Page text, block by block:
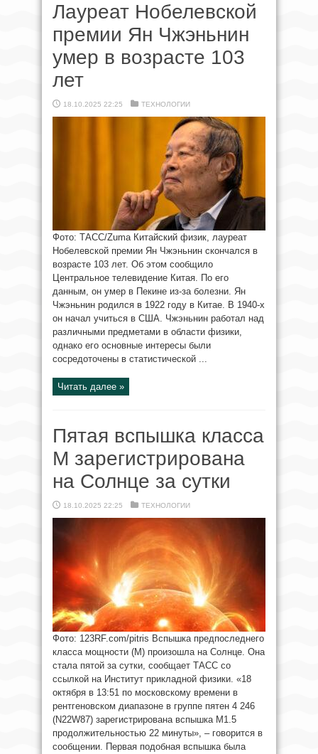
Лауреат Нобелевской
премии Ян Чжэньнин
умер в возрасте 103
лет
18.10.2025 22:25 ТЕХНОЛОГИИ
Фото: ТАСС/Zuma Китайский физик, лауреат
Нобелевской премии Ян Чжэньнин скончался в
возрасте 103 лет. Об этом сообщило
Центральное телевидение Китая. По его
данным, он умер в Пекине из-за болезни. Ян
Чжэньнин родился в 1922 году в Китае. В 1940-х
он начал учиться в США. Чжэньнин работал над
различными предметами в области физики,
однако его основные интересы были
сосредоточены в статистической ...
Читать далее »
Пятая вспышка класса
М зарегистрирована
на Солнце за сутки
18.10.2025 22:25 ТЕХНОЛОГИИ
Фото: 123RF.com/pitris Вспышка предпоследнего
класса мощности (М) произошла на Солнце. Она
стала пятой за сутки, сообщает ТАСС со
ссылкой на Институт прикладной физики. «18
октября в 13:51 по московскому времени в
рентгеновском диапазоне в группе пятен 4 246
(N22W87) зарегистрирована вспышка M1.5
продолжительностью 22 минуты», – говорится в
сообщении. Первая подобная вспышка была